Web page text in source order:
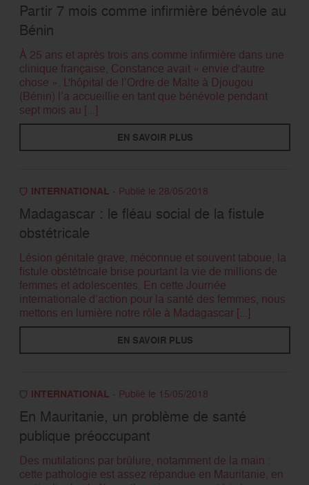
Partir 7 mois comme infirmière bénévole au
Bénin
À 25 ans et après trois ans comme infirmière dans une
clinique française, Constance avait « envie d'autre
chose ». L'hôpital de l’Ordre de Malte à Djougou
(Bénin) l’a accueillie en tant que bénévole pendant
sept mois au [...]
EN SAVOIR PLUS
INTERNATIONAL - Publié le 28/05/2018
Madagascar : le fléau social de la fistule
obstétricale
Lésion génitale grave, méconnue et souvent taboue, la
fistule obstétricale brise pourtant la vie de millions de
femmes et adolescentes. En cette Journée
internationale d’action pour la santé des femmes, nous
mettons en lumière notre rôle à Madagascar [...]
EN SAVOIR PLUS
INTERNATIONAL - Publié le 15/05/2018
En Mauritanie, un problème de santé
publique préoccupant
Des mutilations par brûlure, notamment de la main :
cette pathologie est assez répandue en Mauritanie, en